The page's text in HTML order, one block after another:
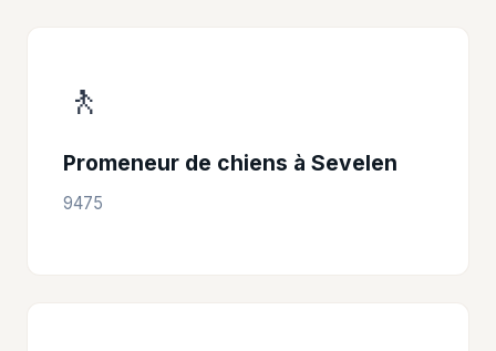
🚶
Promeneur de chiens à Sevelen
9475